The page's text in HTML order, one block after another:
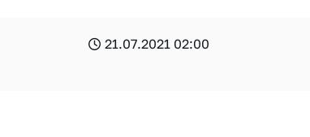
21.07.2021 02:00